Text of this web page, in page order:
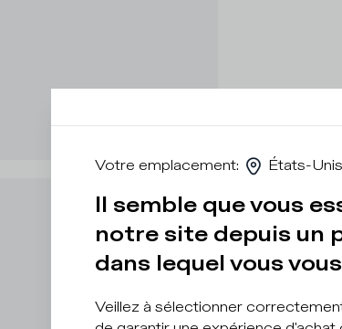
Votre emplacement: États-Unis
Il semble que vous
notre site depuis un
dans lequel vous
Veillez à sélectionner